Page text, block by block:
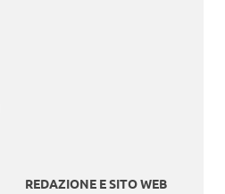
REDAZIONE E SITO WEB